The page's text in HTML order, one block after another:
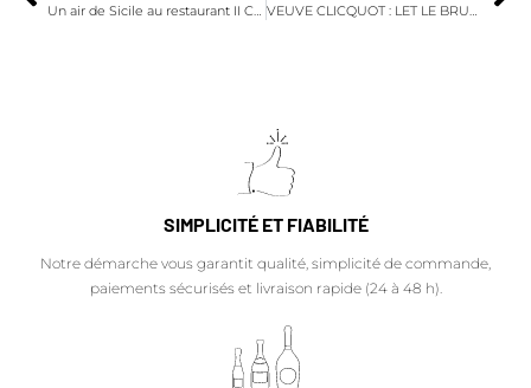
Un air de Sicile au restaurant II Carpaccio Royal Monceau Raffles Paris VEUVE CLICQUOT : LET LE BRUNCH SURPRISE YOU !
SIMPLICITÉ ET FIABILITÉ
Notre démarche vous garantit qualité, simplicité de commande,
paiements sécurisés et livraison rapide (24 à 48 h).